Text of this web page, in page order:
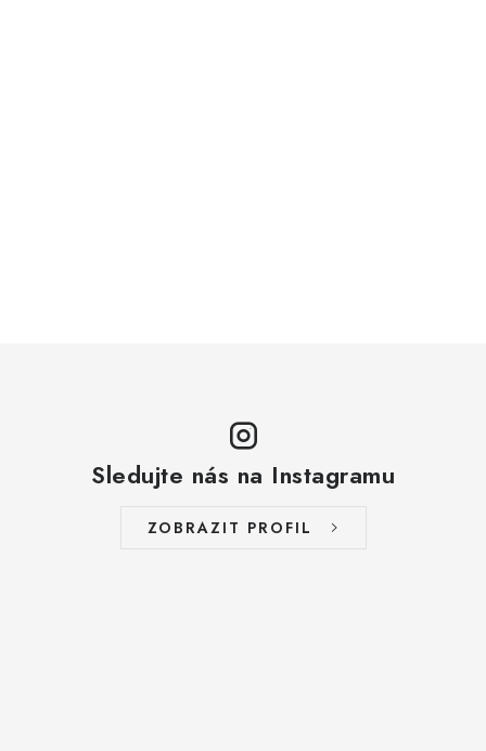
Sledujte nás na Instagramu
ZOBRAZIT PROFIL